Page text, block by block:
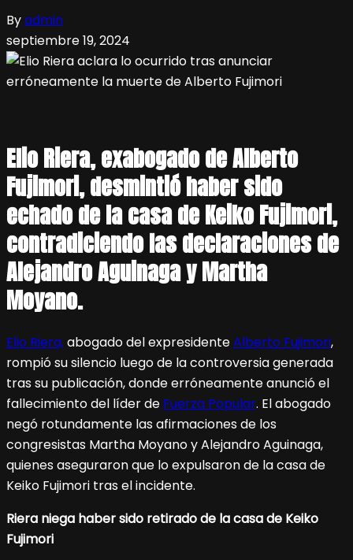
Byadmin
septiembre 19, 2024
Elio Riera, exabogado de Alberto
Fujimori, desmintió haber sido
echado de la casa de Keiko Fujimori,
contradiciendo las declaraciones de
Alejandro Aguinaga y Martha
Moyano.
Elio Riera,abogado del expresidenteAlberto Fujimori,
rompió su silencio luego de la controversia generada
tras su publicación, donde erróneamente anunció el
fallecimiento del líder de Fuerza Popular. El abogado
negó rotundamente las afirmaciones de los
congresistas Martha Moyano y Alejandro Aguinaga,
quienes aseguraron que lo expulsaron de la casa de
Keiko Fujimori tras el incidente.
Riera niega haber sido retirado de la casa de Keiko
Fujimori